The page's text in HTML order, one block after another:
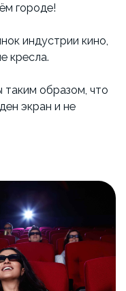
городе!
индустрии кино,
кресла.
образом, что
экран и не